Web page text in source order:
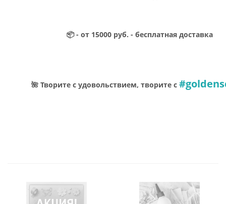
📦 - от 15000 руб. - бесплатная доставка
🌺 Творите с удовольствием, творите с